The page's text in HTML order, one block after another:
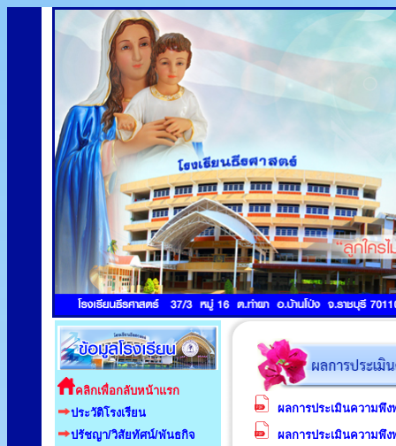
คลิกเพื่อกลับหน้าแรก
ประวัติโรงเรียน
ปรัชญา/วิสัยทัศน์/พันธกิจ
ผลการประเมินความพึ
ผลการประเมินความพึ